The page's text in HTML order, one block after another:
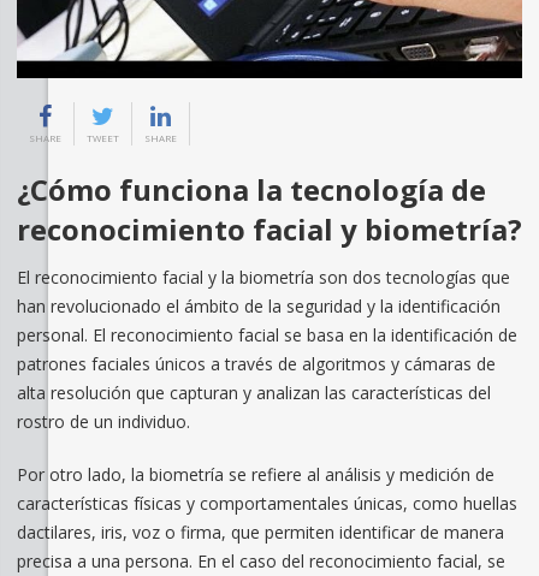
SHARE TWEET SHARE
¿Cómo funciona la tecnología de
reconocimiento facial y biometría?
El reconocimiento facial y la biometría son dos tecnologías que
han revolucionado el ámbito de la seguridad y la identificación
personal. El reconocimiento facial se basa en la identificación de
patrones faciales únicos a través de algoritmos y cámaras de
alta resolución que capturan y analizan las características del
rostro de un individuo.
Por otro lado, la biometría se refiere al análisis y medición de
características físicas y comportamentales únicas, como huellas
dactilares, iris, voz o firma, que permiten identificar de manera
precisa a una persona. En el caso del reconocimiento facial, se